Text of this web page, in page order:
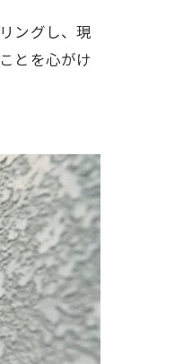
ングし、現
とを心がけ